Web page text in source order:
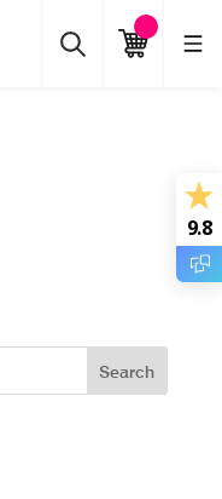
Search
9.8